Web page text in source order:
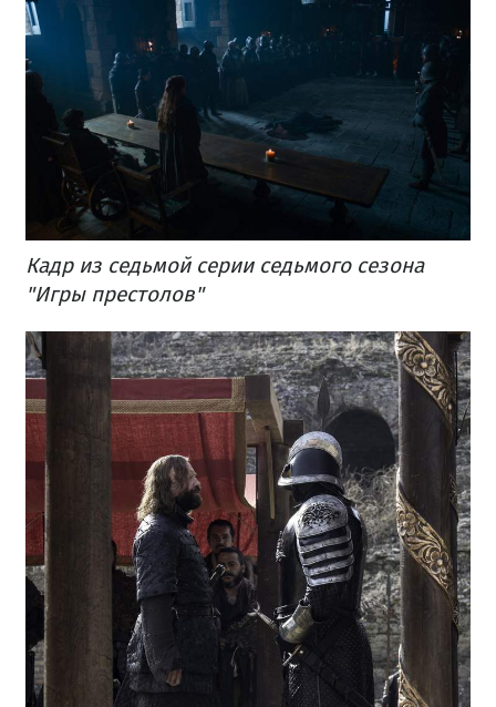
Кадр из седьмой серии седьмого сезона
"Игры престолов"